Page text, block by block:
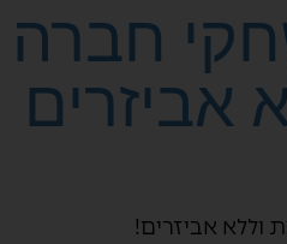
חברה
אביזרים
וללא אביזרים!